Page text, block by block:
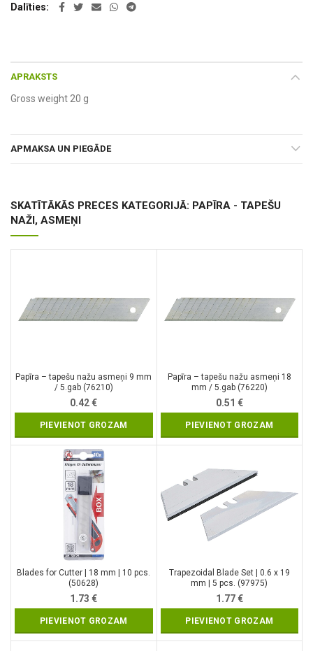
Dalīties
APRAKSTS
Gross weight 20 g
APMAKSA UN PIEGĀDE
SKATĪTĀKĀS PRECES KATEGORIJĀ: PAPĪRA - TAPEŠU
NAŽI, ASMEŅI
Papīra – tapešu nažu asmeņi 9 mm
/ 5.gab (76210)
0.42€
PIEVIENOT GROZAM
Papīra – tapešu nažu asmeņi 18
mm / 5.gab (76220)
0.51 €
PIEVIENOT GROZAM
Blades for Cutter | 18 mm | 10 pcs.
(50628)
1.73€
PIEVIENOT GROZAM
Trapezoidal Blade Set | 0.6 x 19
mm | 5 pcs. (97975)
1.77€
PIEVIENOT GROZAM